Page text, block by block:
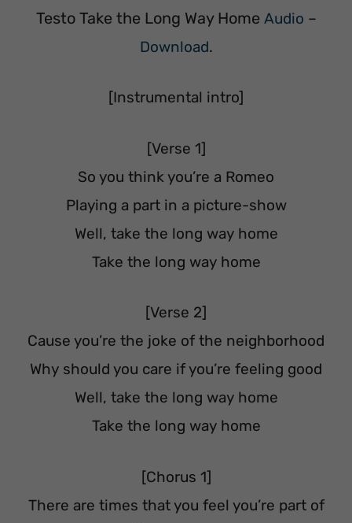
Testo Take the Long Way Home Audio –
Download.
[Instrumental intro]
[Verse 1]
So you think you’re a Romeo
Playing a part in a picture-show
Well, take the long way home
Take the long way home
[Verse 2]
Cause you’re the joke of the neighborhood
Why should you care if you’re feeling good
Well, take the long way home
Take the long way home
[Chorus 1]
There are times that you feel you’re part of